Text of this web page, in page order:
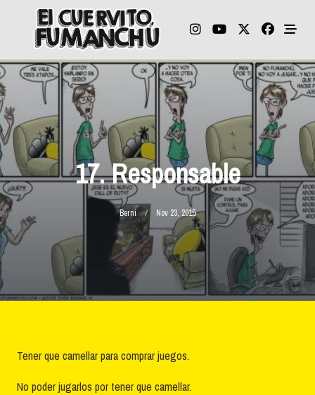
content
17. Responsable
Berni Nov 23, 2015
Tener que camellar para comprar juegos.
No poder jugarlos por tener que camellar.